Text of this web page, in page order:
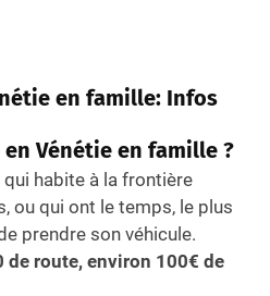
en famille: Infos
Vénétie en famille ?
qui habite à la frontière
ou qui ont le temps, le plus
prendre son véhicule.
de route, environ 100€ de